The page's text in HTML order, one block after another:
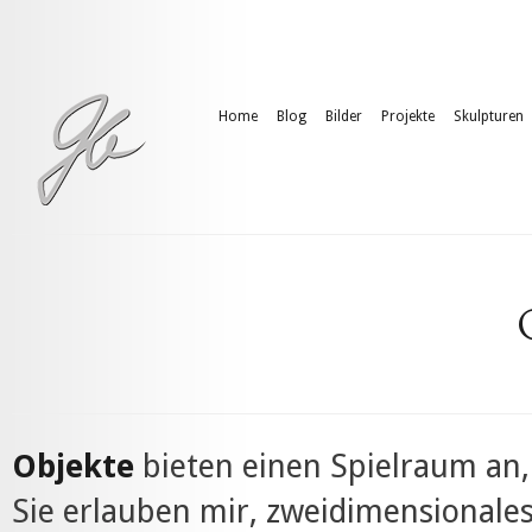
Home Blog Bilder Projekte Skulpturen
Objekte bieten einen Spielraum
Sie erlauben mir,